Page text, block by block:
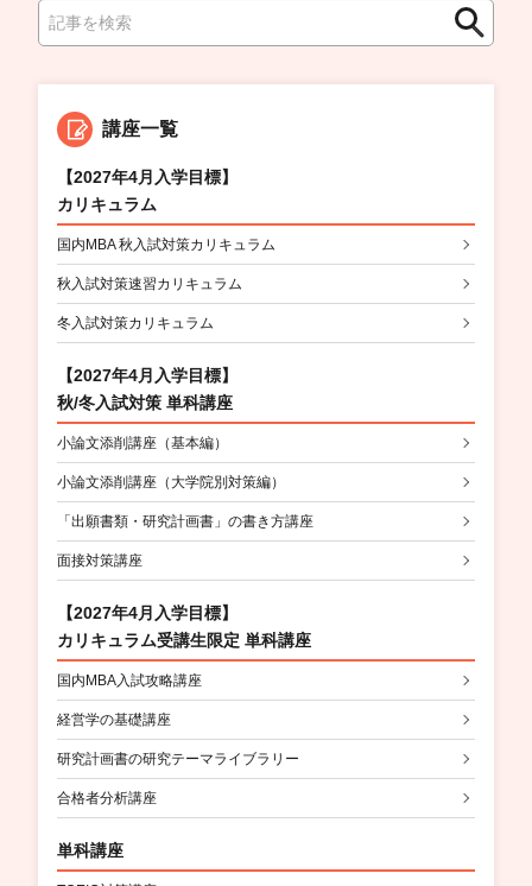
検
索
検
講座一覧
【2027年4月入学目標】
カリキュラム
国内MBA 秋入試対策カリキュラム
秋入試対策速習カリキュラム
冬入試対策カリキュラム
【2027年4月入学目標】
秋/冬入試対策 単科講座
小論文添削講座（基本編）
小論文添削講座（大学院別対策編）
「出願書類・研究計画書」の書き方講座
面接対策講座
【2027年4月入学目標】
カリキュラム受講生限定 単科講座
国内MBA入試攻略講座
経営学の基礎講座
研究計画書の研究テーマライブラリー
合格者分析講座
単科講座